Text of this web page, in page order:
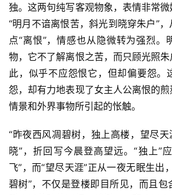
独。这两句纯写客观物象，表情非常
“明月不谙离恨苦，斜光到晓穿朱户”
点“离恨”，情感也从隐微转为强烈。
物，它不了解离恨之苦，而只顾光照
此，似乎不应怨恨它，但却偏要怨。
怨，却有力地表现了女主人公离恨的
情景和外界事物所引起的怅触。
“昨夜西风凋碧树，独上高楼，望尽天
晓”，折回写今晨登高望远。“独上”
飞”，而“望尽天涯”正从一夜无眠生出
碧树”，不仅是登楼即目所见，而且包